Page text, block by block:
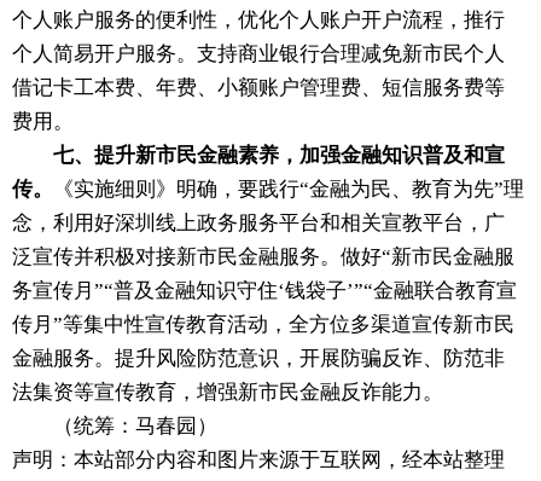
个人账户服务的便利性，优化个人账户开户流程，推行
个人简易开户服务。支持商业银行合理减免新市民个人
借记卡工本费、年费、小额账户管理费、短信服务费等
费用。
七、提升新市民金融素养，加强金融知识普及和宣
传。
《实施细则》明确，要践行“金融为民、教育为先”理
念，利用好深圳线上政务服务平台和相关宣教平台，广
泛宣传并积极对接新市民金融服务。做好“新市民金融服
务宣传月”“普及金融知识守住‘钱袋子’”“金融联合教育宣
传月”等集中性宣传教育活动，全方位多渠道宣传新市民
金融服务。提升风险防范意识，开展防骗反诈、防范非
法集资等宣传教育，增强新市民金融反诈能力。
（统筹：马春园）
声明：本站部分内容和图片来源于互联网，经本站整理